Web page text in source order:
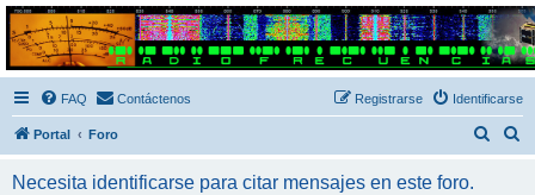
Radio Frecuencias
Foro de Radio Frecuencias
FAQ Contáctenos Identificarse
Registrarse
Portal Foro
Necesita identificarse para citar mensajes en este foro.